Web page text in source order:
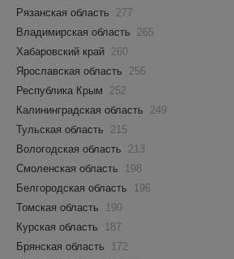
Рязанская область
277
Владимирская область
265
Хабаровский край 260
Ярославская область
256
Республика Крым
252
Калининградская область
249
Тульская область
215
Вологодская область
213
Смоленская область
198
Белгородская область
196
Томская область
190
Курская область
187
Брянская область
172